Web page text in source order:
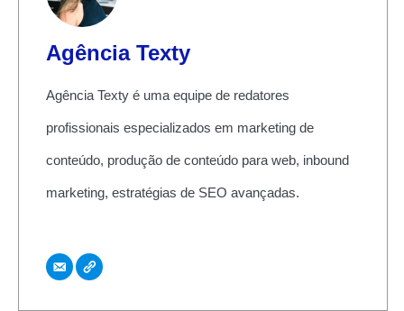
Agência Texty
Agência Texty é uma equipe de redatores
profissionais especializados em marketing de
conteúdo, produção de conteúdo para web, inbound
marketing, estratégias de SEO avançadas.